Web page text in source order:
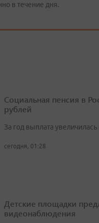
в течение дня.
Социальная пенсия в
рублей
За год выплата
сегодня, 01:28
Детские площадки
видеонаблюдения